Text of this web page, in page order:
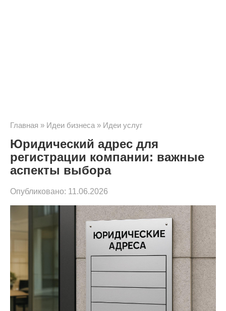
Главная » Идеи бизнеса » Идеи услуг
Юридический адрес для
регистрации компании: важные
аспекты выбора
Опубликовано: 11.06.2026